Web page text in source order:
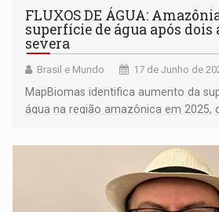
FLUXOS DE ÁGUA:
superfície de água após dois
severa
Brasil e Mundo 17 de Junho de
MapBiomas identifica aumento da
água na região amazônica em 2025,
abaixo da média histórica, o pior